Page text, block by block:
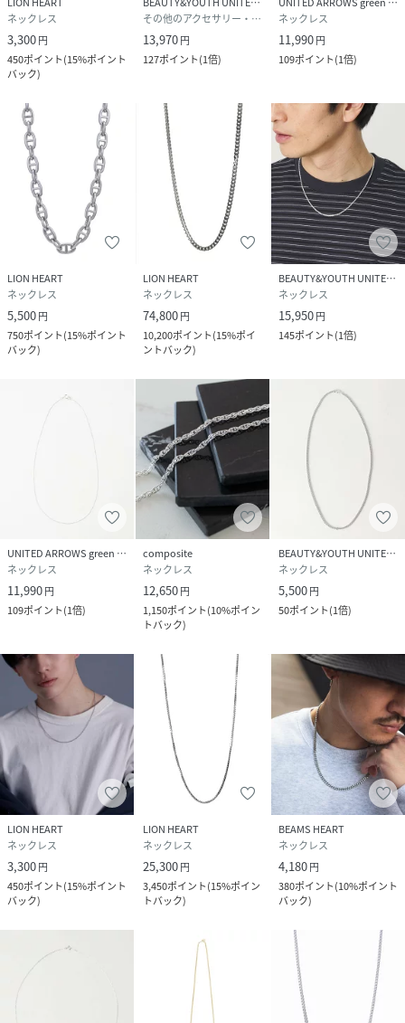
大人の遊び心と個性を引き立てるアイテムを展開していま
す。
当時珍しかったインポートシルバージュエリーを扱う先駆的
なセレクトショップから始まり、
じて、
メンズアクセサリーシーンをリードし続けてきました。
※撮影環境やご使用のモニターにより、実際の色味と異なっ
て見える場合がございます。予めご了承ください。
性別タイプ ユニセックス
原産国 インド
素材 シルバー925
PQ5730_1NC039
1NC039-0B-A5 PQ5730)
ネックレス
3,300円
450ポイント(15%ポイント
バック)
その他のアクセサリー・腕時計
13,970円
127ポイント(1倍)
ネックレス
11,990円
109ポイント(1倍)
LION HEART
ネックレス
5,500円
750ポイント(15%ポイント
バック)
LION HEART
ネックレス
74,800円
10,200ポイント(15%ポイ
ントバック)
BEAUTY&YOUTH UNITED ARROWS
ネックレス
15,950円
145ポイント(1倍)
UNITED ARROWS green label relaxing
ネックレス
11,990円
109ポイント(1倍)
composite
ネックレス
12,650円
1,150ポイント(10%ポイン
トバック)
BEAUTY&YOUTH UNITED ARROWS
ネックレス
5,500円
50ポイント(1倍)
LION HEART
ネックレス
3,300円
450ポイント(15%ポイント
バック)
LION HEART
ネックレス
25,300円
3,450ポイント(15%ポイン
トバック)
BEAMS HEART
ネックレス
4,180円
380ポイント(10%ポイント
バック)